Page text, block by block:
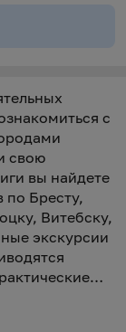
с
свою
вы найдете
Бресту,
Витебску,
экскурсии